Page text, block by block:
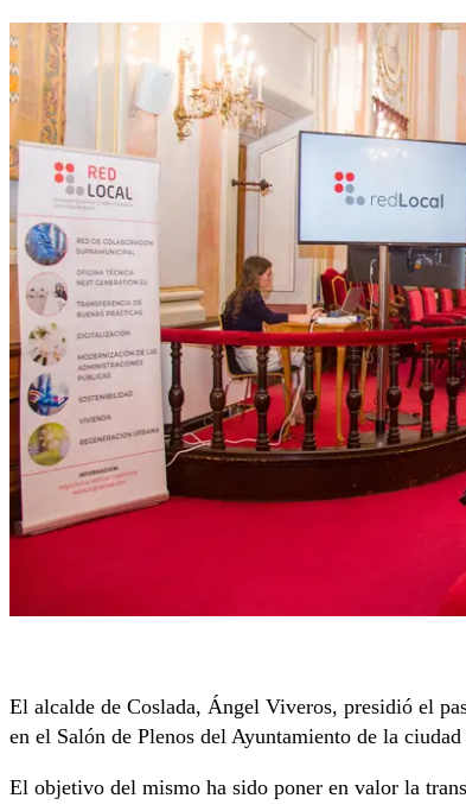
El alcalde de Coslada, Ángel Viveros, presidió el
en el Salón de Plenos del Ayuntamiento de la
El objetivo del mismo ha sido poner en valor la